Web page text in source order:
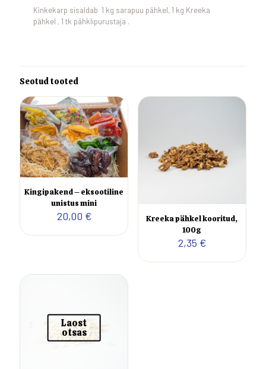
Kinkekarp sisaldab 1 kg sarapuu pähkel, 1 kg Kreeka
pähkel , 1 tk pähklipurustaja .
Seotud tooted
Kingipakend – eksootiline
unistus mini
20,00 €
Kreeka pähkel kooritud,
100g
2,35 €
Laost
otsas